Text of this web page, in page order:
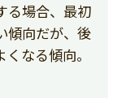
る場合、最初
傾向だが、後
なる傾向。